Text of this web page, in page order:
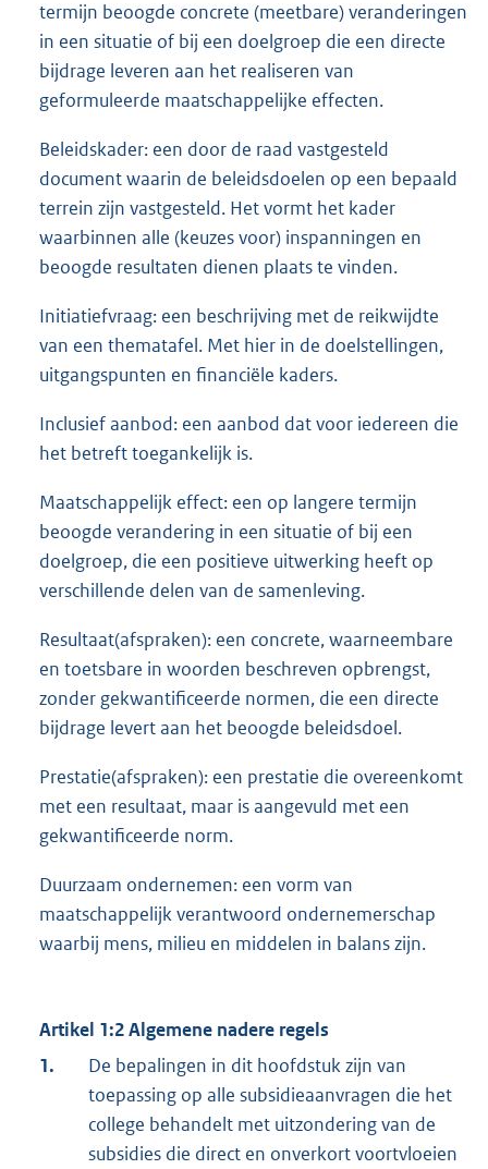
termijn beoogde concrete (meetbare) veranderingen
in een situatie of bij een doelgroep die een directe
bijdrage leveren aan het realiseren van
geformuleerde maatschappelijke effecten.
Beleidskader: een door de raad vastgesteld
document waarin de beleidsdoelen op een bepaald
terrein zijn vastgesteld. Het vormt het kader
waarbinnen alle (keuzes voor) inspanningen en
beoogde resultaten dienen plaats te vinden.
Initiatiefvraag: een beschrijving met de reikwijdte
van een thematafel. Met hier in de doelstellingen,
uitgangspunten en financiële kaders.
Inclusief aanbod: een aanbod dat voor iedereen die
het betreft toegankelijk is.
Maatschappelijk effect: een op langere termijn
beoogde verandering in een situatie of bij een
doelgroep, die een positieve uitwerking heeft op
verschillende delen van de samenleving.
Resultaat(afspraken): een concrete, waarneembare
en toetsbare in woorden beschreven opbrengst,
zonder gekwantificeerde normen, die een directe
bijdrage levert aan het beoogde beleidsdoel.
Prestatie(afspraken): een prestatie die overeenkomt
met een resultaat, maar is aangevuld met een
gekwantificeerde norm.
Duurzaam ondernemen: een vorm van
maatschappelijk verantwoord ondernemerschap
waarbij mens, milieu en middelen in balans zijn.
Artikel 1:2 Algemene nadere regels
1.
De bepalingen in dit hoofdstuk zijn van
toepassing op alle subsidieaanvragen die het
college behandelt met uitzondering van de
subsidies die direct en onverkort voortvloeien